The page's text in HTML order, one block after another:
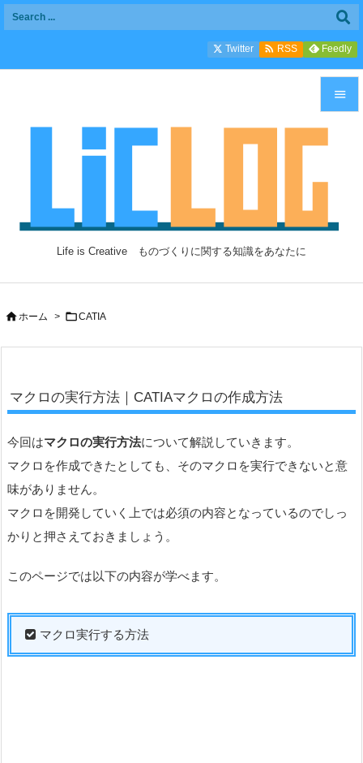
Life is Creative ものづくりに関する知識をあなたに

前へ

Twitter  RSS Feedly
ホーム > CATIA
マクロの実行方法｜CATIAマクロの作成方法
今回はマクロの実行方法について解説していきます。
マクロを作成できたとしても、そのマクロを実行できないと意
味がありません。
マクロを開発していく上では必須の内容となっているのでしっ
かりと押さえておきましょう。
このページでは以下の内容が学べます。
マクロ実行する方法